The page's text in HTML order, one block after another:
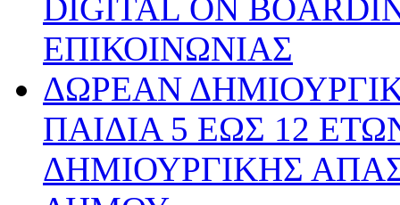
DIGITAL ON
ΕΠΙΚΟΙΝΩΝΙΑΣ
ΔΩΡΕΑΝ
ΠΑΙΔΙΑ 5 ΕΩΣ 12
ΔΗΜΙΟΥΡΓΙΚΗΣ